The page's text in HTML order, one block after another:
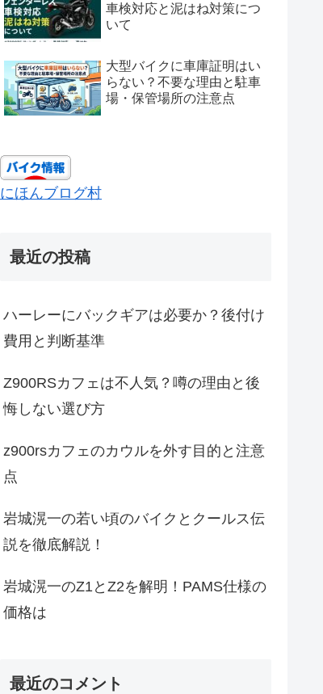
車検対応と泥はね対策につ
いて
大型バイクに車庫証明はい
らない？不要な理由と駐車
場・保管場所の注意点
にほんブログ村
最近の投稿
ハーレーにバックギアは必要か？後付け
費用と判断基準
Z900RSカフェは不人気？噂の理由と後
悔しない選び方
z900rsカフェのカウルを外す目的と注意
点
岩城滉一の若い頃のバイクとクールス伝
説を徹底解説！
岩城滉一のZ1とZ2を解明！PAMS仕様の
価格は
最近のコメント